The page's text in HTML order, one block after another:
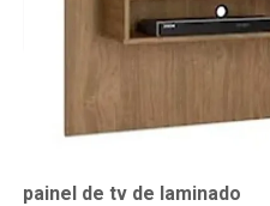
painel de tv de laminado